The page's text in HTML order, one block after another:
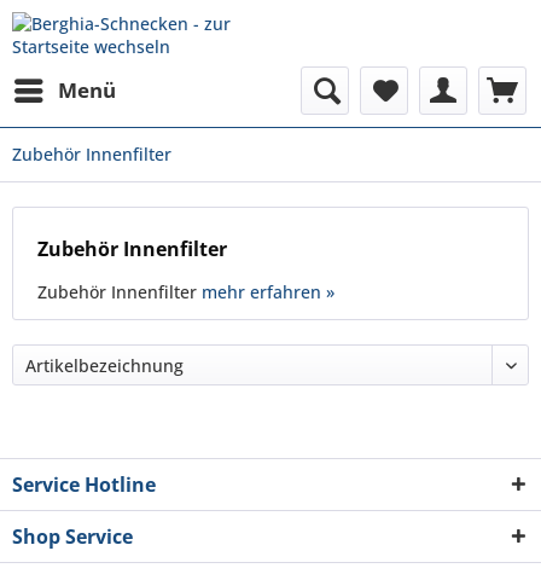
Menü
Zubehör Innenfilter
Zubehör Innenfilter
Zubehör Innenfilter mehr erfahren »
Service Hotline
Shop Service